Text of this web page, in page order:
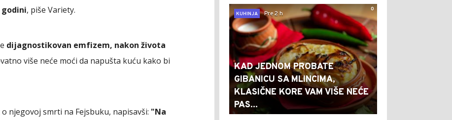
godini, piše Variety.
dijagnostikovan emfizem, nakon života
više neće moći da napušta kuću kako bi
njegovoj smrti na Fejsbuku, napisavši: "Na
0
KUHINJA
Pre 2 h
KAD JEDNOM PROBATE
GIBANICU SA MLINCIMA,
KLASIČNE KORE VAM VIŠE NEĆE
PAS...